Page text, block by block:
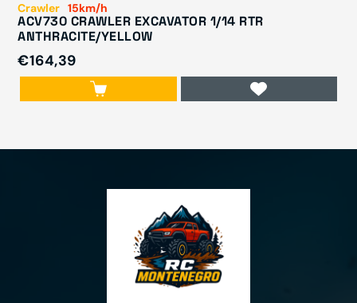
Crawler 15km/h
ACV730 CRAWLER EXCAVATOR 1/14 RTR
ANTHRACITE/YELLOW
€164,39